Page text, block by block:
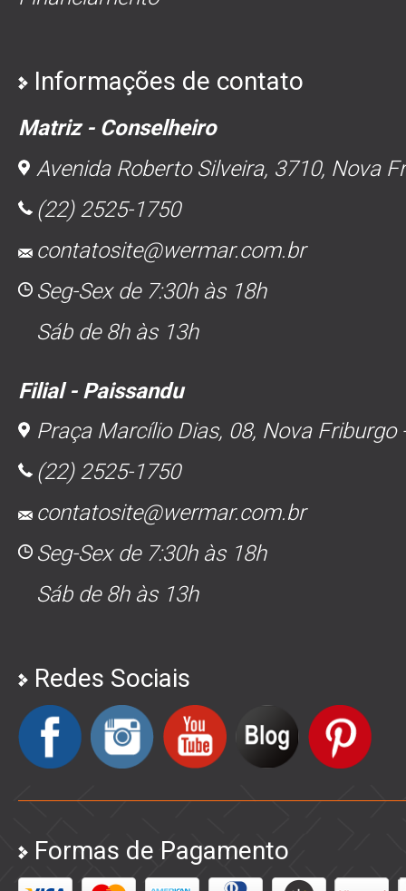
Informações de contato
Matriz - Conselheiro
Avenida Roberto Silveira, 3710, Nova
(22) 2525-1750
contatosite@wermar.com.br
Seg-Sex de 7:30h às 18h
Sáb de 8h às 13h
Filial - Paissandu
Praça Marcílio Dias, 08, Nova Friburgo
(22) 2525-1750
contatosite@wermar.com.br
Seg-Sex de 7:30h às 18h
Sáb de 8h às 13h
Redes Sociais
Formas de Pagamento